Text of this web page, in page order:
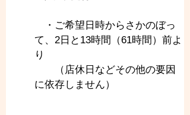
・ご希望日時からさかのぼっ
て、2日と13時間（61時間）前よ
り
（店休日などその他の要因
に依存しません）